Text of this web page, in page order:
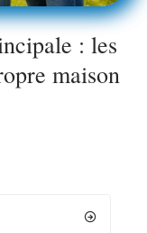
: les
maison